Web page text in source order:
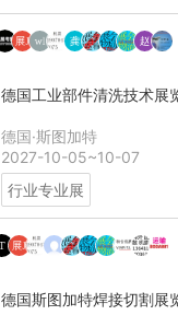
德国工业部件清洗技术展
德国·斯图加特
2027-10-05~10-07
行业专业展
德国斯图加特焊接切割展